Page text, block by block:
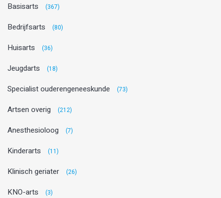
Basisarts (367)
Bedrijfsarts (80)
Huisarts (36)
Jeugdarts (18)
Specialist ouderengeneeskunde (73)
Artsen overig (212)
Anesthesioloog (7)
Kinderarts (11)
Klinisch geriater (26)
KNO-arts (3)